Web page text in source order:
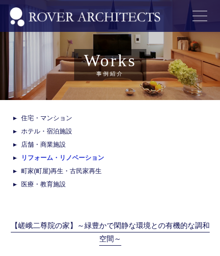
Works
事例紹介
住宅・マンション
ホテル・宿泊施設
店舗・商業施設
リフォーム・リノベーション
町家(町屋)再生・古民家再生
医療・教育施設
【嵯峨二尊院の家】～緑豊かで閑静な環境との有機的な調和
空間～